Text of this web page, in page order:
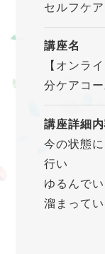
セルフケ
講座名
【オンラ
分ケアコ
講座詳細
今の状態
行い
ゆるんでい
溜まって